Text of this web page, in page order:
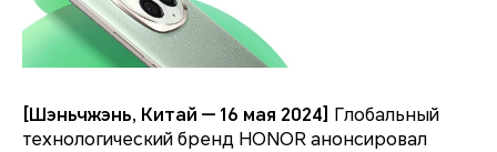
[Шэньчжэнь, Китай — 16 мая 2024] Глобальный
технологический бренд HONOR анонсировал